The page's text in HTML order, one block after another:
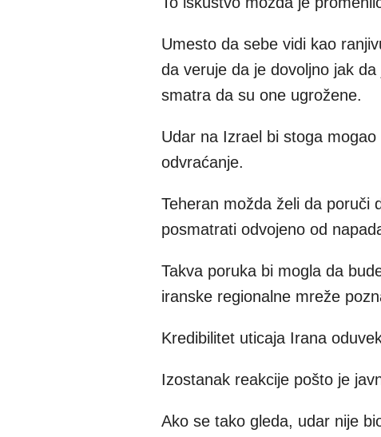
Umesto da sebe vidi kao
da veruje da je dovoljno jak
smatra da su one ugrožene.
Udar na Izrael bi stoga
odvraćanje.
Teheran možda želi da poruči
posmatrati odvojeno od
Takva poruka bi mogla da
iranske regionalne mreže
Kredibilitet uticaja Irana
Izostanak reakcije pošto je
Ako se tako gleda, udar nije